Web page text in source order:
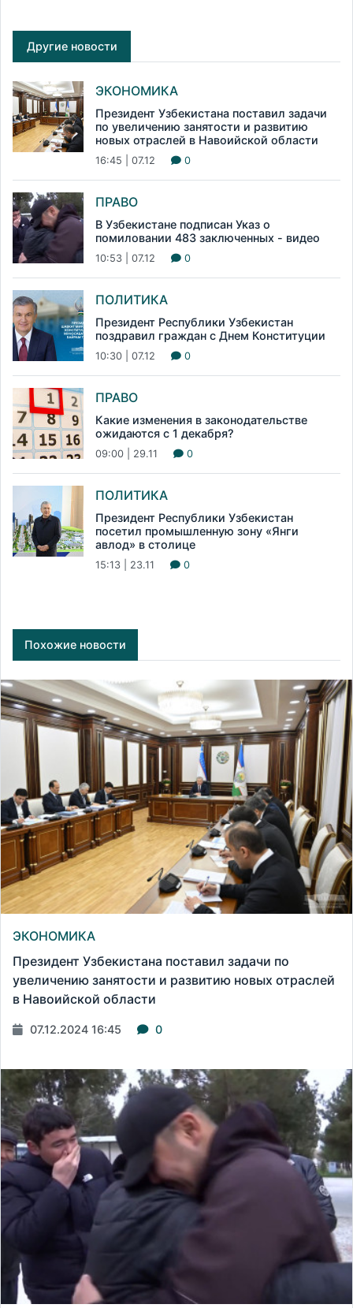
Другие новости
ЭКОНОМИКА
Президент Узбекистана поставил задачи
по увеличению занятости и развитию
новых отраслей в Навоийской области
16:45 | 07.12 0
ПРАВО
В Узбекистане подписан Указ о
помиловании 483 заключенных - видео
10:53 | 07.12 0
ПОЛИТИКА
Президент Республики Узбекистан
поздравил граждан с Днем Конституции
10:30 | 07.12 0
ПРАВО
Какие изменения в законодательстве
ожидаются с 1 декабря?
09:00 | 29.11 0
ПОЛИТИКА
Президент Республики Узбекистан
посетил промышленную зону «Янги
авлод» в столице
15:13 | 23.11 0
Похожие новости
ЭКОНОМИКА
Президент Узбекистана поставил задачи по
увеличению занятости и развитию новых отраслей
в Навоийской области
07.12.2024 16:45 0